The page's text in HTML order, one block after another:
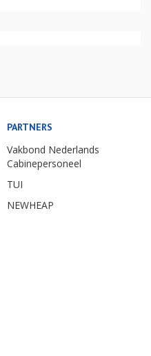
PARTNERS
Vakbond Nederlands
Cabinepersoneel
TUI
NEWHEAP